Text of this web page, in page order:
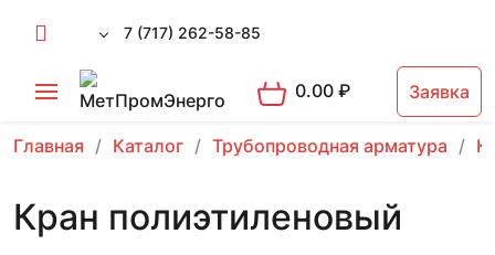
7 (717) 262-58-85
0.00₽ Заявка
Главная Каталог Трубопроводная арматура
Кран полиэтиленовый